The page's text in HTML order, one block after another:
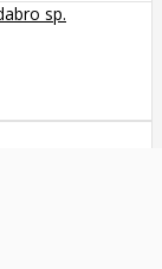
sp.